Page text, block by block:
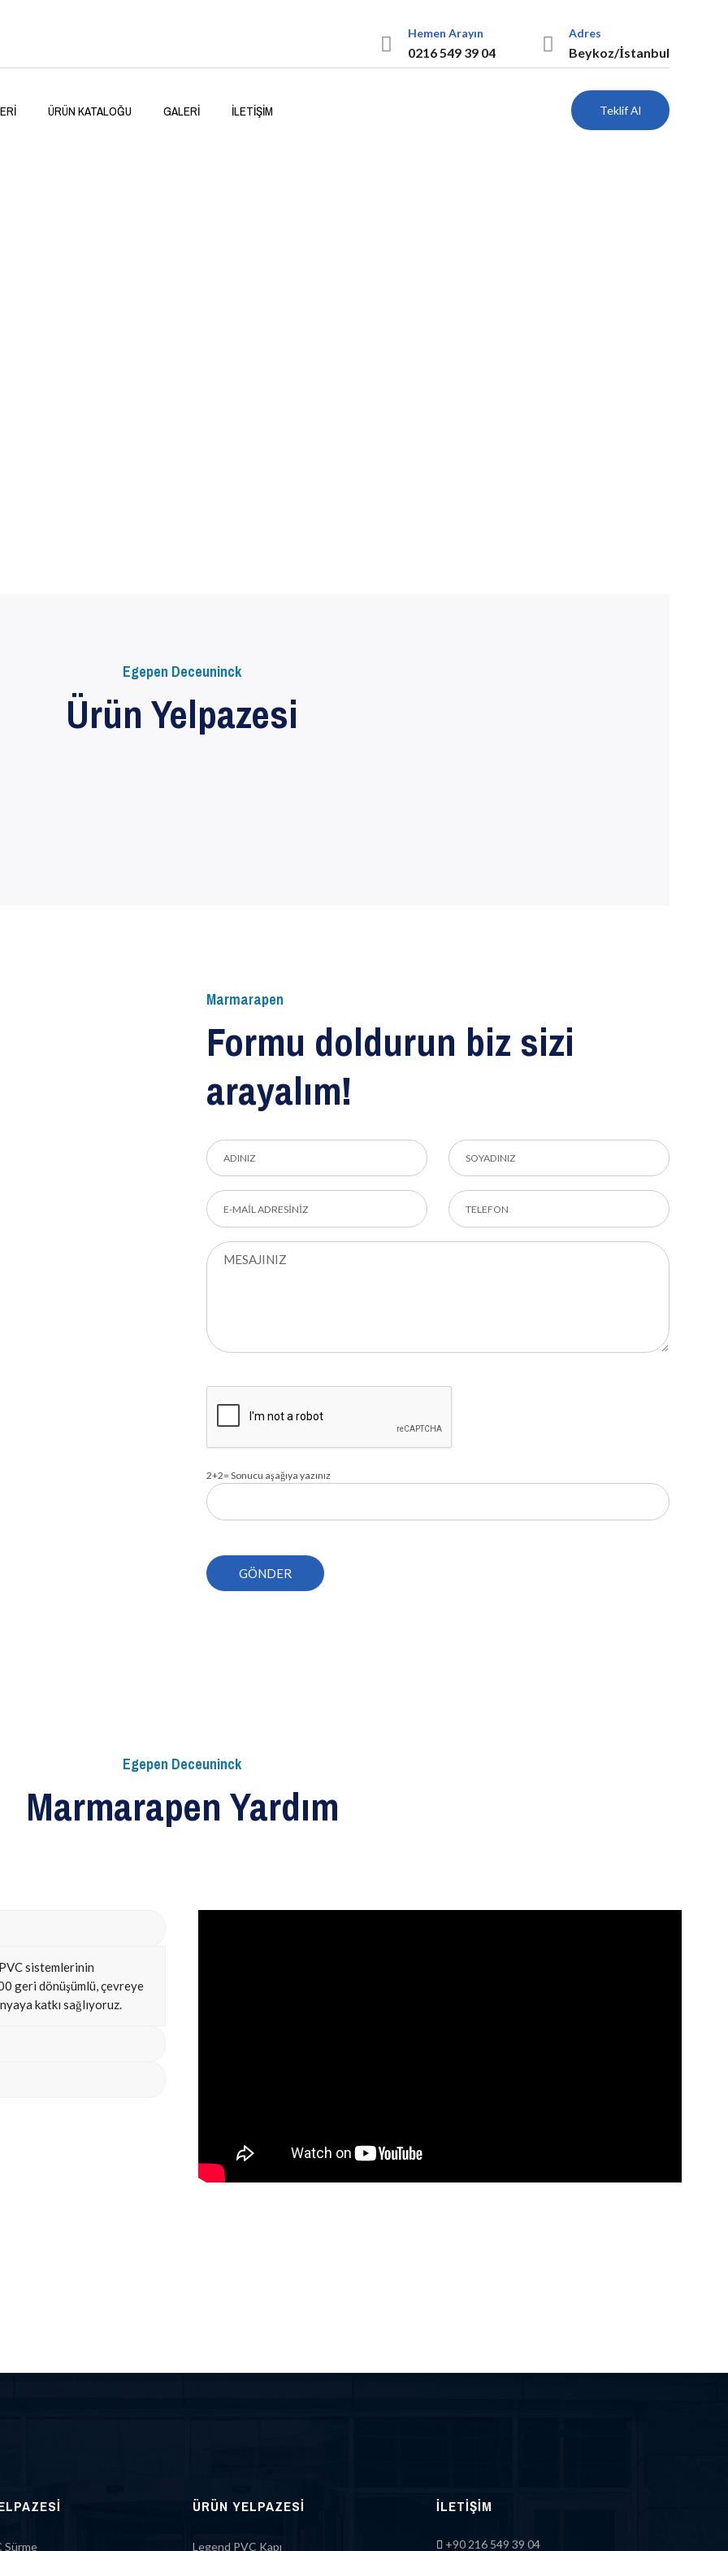
Hemen Arayın
0216 549 39 04
Adres
Beykoz/İstanbul
ÜRÜN KATALOĞU GALERI İLETIŞIM Teklif Al
Egepen Deceuninck
Ürün Yelpazesi
Marmarapen
Formu doldurun biz sizi
arayalım!
2+2= Sonucu aşağıya yazınız
Egepen Deceuninck
Marmarapen Yardım
sistemlerinin
geri dönüşümlü, çevreye
katkı sağlıyoruz.
Sürme
ÜRÜN YELPAZESI
Legend PVC Kapı
İLETIŞIM
+90 216 549 39 04